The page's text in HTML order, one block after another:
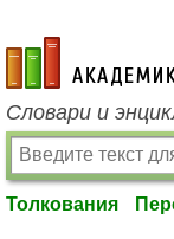
academic.ru
Словари и
Толкования